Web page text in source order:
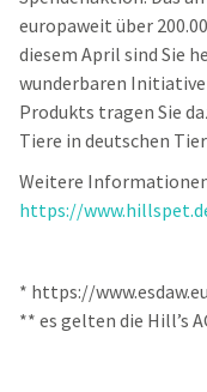
europaweit über
diesem April sind Sie
wunderbaren
Produkts tragen Sie
Tiere in deutschen
Weitere
https://
* https://
** es gelten die Hill’s